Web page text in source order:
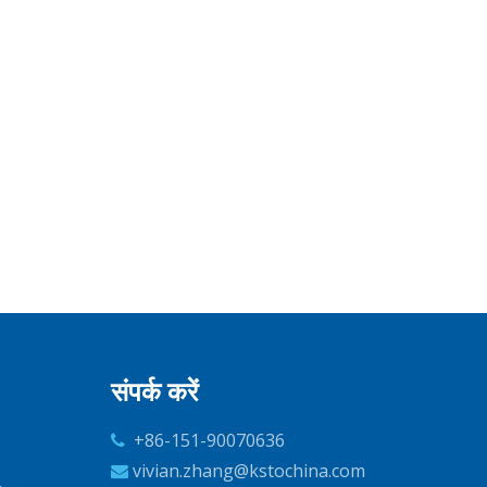
संपर्क करें
+86-151-90070636
 vivian.zhang@kstochina.com